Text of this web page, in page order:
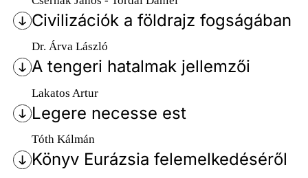
Civilizációk a földrajz fogságában
Dr. Árva László
A tengeri hatalmak jellemzői
Lakatos Artur
Legere necesse est
Tóth Kálmán
Könyv Eurázsia felemelkedéséről